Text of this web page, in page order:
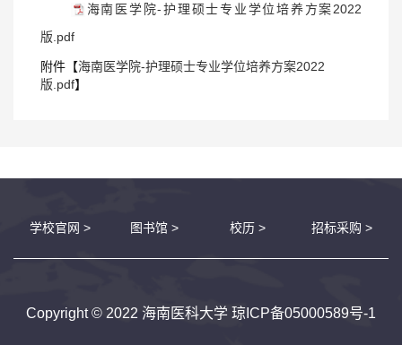
海南医学院-护理硕士专业学位培养方案2022
版.pdf
附件【海南医学院-护理硕士专业学位培养方案2022
版.pdf】
学校官网 > 图书馆 > 校历 > 招标采购 >
Copyright © 2022 海南医科大学 琼ICP备05000589号-1